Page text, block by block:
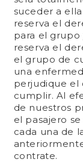
suceder a
reserva el
para el grupo
reserva el
el grupo de
una
perjudique el
cumplir. Al
de nuestros
el pasajero
cada una de
contrate.